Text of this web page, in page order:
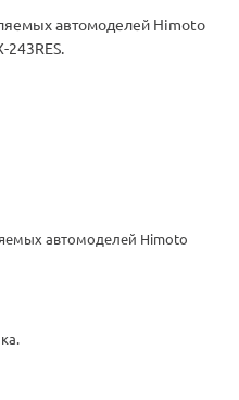
автомоделей Himoto
243RES.
автомоделей Himoto